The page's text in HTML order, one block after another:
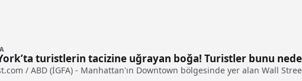
turistlerin tacizine uğrayan boğa! Turistler bunu
/ ABD (İGFA) - Manhattan'ın Downtown bölgesinde yer alan Wall